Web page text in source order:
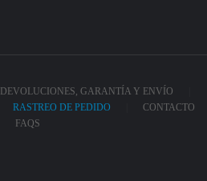
DEVOLUCIONES, GARANTÍA Y ENVÍO
RASTREO DE PEDIDO
CONTACTO
FAQS